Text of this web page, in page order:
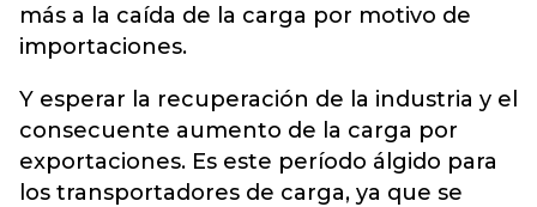
más a la caída de la carga por motivo de
importaciones.
Y esperar la recuperación de la industria y el
consecuente aumento de la carga por
exportaciones. Es este período álgido para
los transportadores de carga, ya que se